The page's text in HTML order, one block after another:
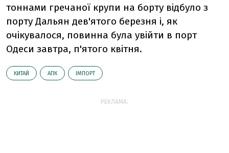
тоннами гречаної крупи на борту відбуло з
порту Дальян дев'ятого березня і, як
очікувалося, повинна була увійти в порт
Одеси завтра, п'ятого квітня.
КИТАЙ АПК ІМПОРТ
РЕКЛАМА: